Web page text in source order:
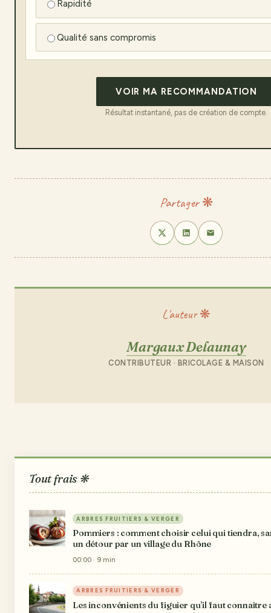
Rapidité
Qualité sans compromis
VOIR MA RECOMMANDATION
Résultat instantané, pas de création de compte.
Partager ❋
L'auteur ❋
Margaux Delaunay
CONTRIBUTEUR · BRICOLAGE & MAISON
Tout frais ❋
ARBRES FRUITIERS & VERGER
Pommiers : comment choisir celui qui tiendra,
un détour par un village du Rhône
00:00 · 9 min
ARBRES FRUITIERS & VERGER
Les inconvénients du figuier qu’il faut connaître